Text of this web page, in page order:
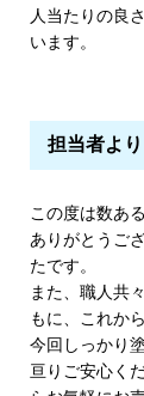
人当たりの良
います。
担当者より
この度は数あ
ありがとうご
たです。
また、職人共
もに、これか
今回しっかり
亘りご安心く